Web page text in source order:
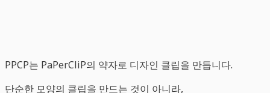
PPCP는 PaPerCliP의 약자로 디자인 클립을 만듭니다.
단순한 모양의 클립을 만드는 것이 아니라,